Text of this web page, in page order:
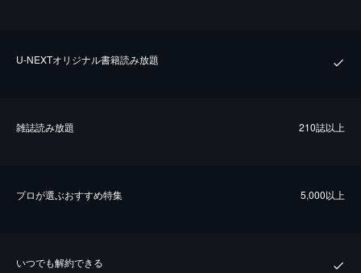
U-NEXTオリジナル書籍読み放題
雑誌読み放題 210誌以上
プロが選ぶおすすめ特集 5,000以上
いつでも解約できる